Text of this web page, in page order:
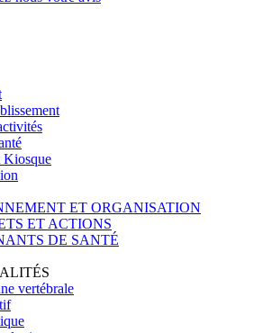
Kiosque
ET ORGANISATION
ET ACTIONS
DE SANTÉ
vertébrale